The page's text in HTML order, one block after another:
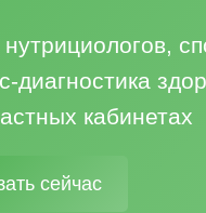
кабинетах
сейчас